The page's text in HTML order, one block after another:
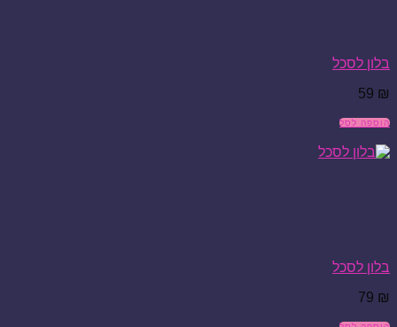
בלון לסכל
59 ₪
הוספה לסל
בלון לסכל
79 ₪